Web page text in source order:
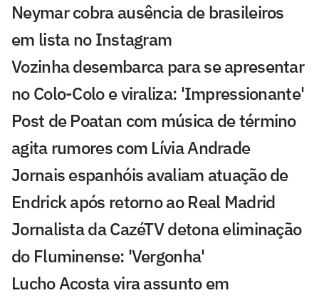
Neymar cobra ausência de brasileiros
em lista no Instagram
Vozinha desembarca para se apresentar
no Colo-Colo e viraliza: 'Impressionante'
Post de Poatan com música de término
agita rumores com Lívia Andrade
Jornais espanhóis avaliam atuação de
Endrick após retorno ao Real Madrid
Jornalista da CazéTV detona eliminação
do Fluminense: 'Vergonha'
Lucho Acosta vira assunto em